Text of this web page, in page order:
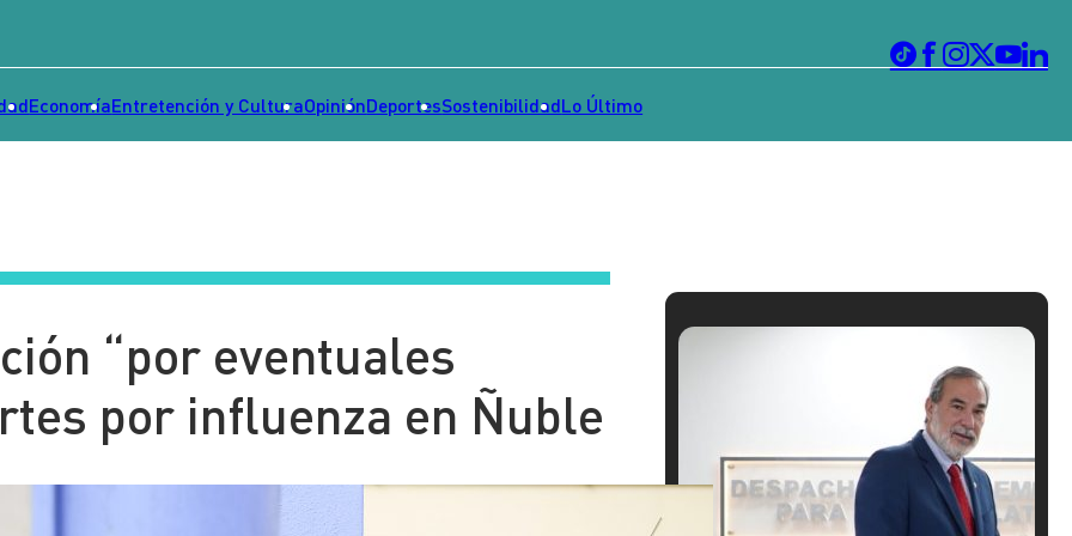
EconomíaEntretención y CulturaOpiniónDeportesSostenibilidadLo Último
“por eventuales
por influenza en Ñuble